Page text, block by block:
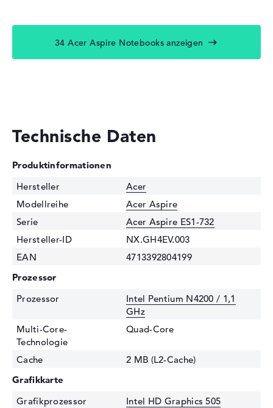
34 Acer Aspire Notebooks anzeigen
Technische Daten
Produktinformationen
Hersteller
Acer
Modellreihe
Acer Aspire
Serie
Acer Aspire ES1-732
Hersteller-ID
NX.GH4EV.003
EAN
4713392804199
Prozessor
Prozessor
Intel Pentium N4200 / 1,1
GHz
Multi-Core-
Technologie
Quad-Core
Cache
2 MB (L2-Cache)
Grafikkarte
Grafikprozessor
Intel HD Graphics 505